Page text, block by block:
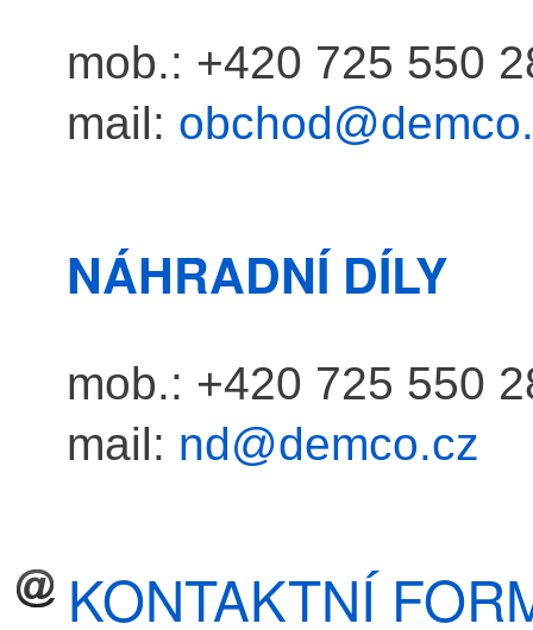
mob.: +420 725 550
mail:
NÁHRADNÍ DÍLY
mob.: +420 725 550
mail: nd@demco.cz
KONTAKTNÍ